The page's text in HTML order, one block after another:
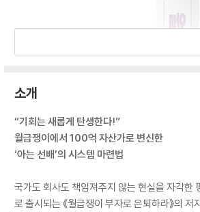
소개
“기회는 새롭게 탄생한다!”
월급쟁이에서 100억 자산가로 변신한
‘아는 선배’의 시스템 마련법
국가도 회사도 책임져주지 않는 현실을 자각한
로 출시되는 《월급쟁이 부자로 은퇴하라》의 저